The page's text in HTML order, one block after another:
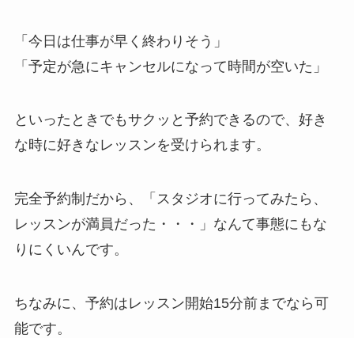
「今日は仕事が早く終わりそう」
「予定が急にキャンセルになって時間が空いた」
といったときでもサクッと予約できるので、好き
な時に好きなレッスンを受けられます。
完全予約制だから、
「スタジオに行ってみたら、
レッスンが満員だった・・・」 なんて事態にもな
りにくいんです。
ちなみに、予約はレッスン開始15分前までなら可
能です。